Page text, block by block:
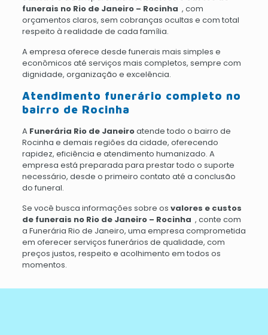
funerais no Rio de Janeiro – Rocinha , com
orçamentos claros, sem cobranças ocultas e com total
respeito à realidade de cada família.
A empresa oferece desde funerais mais simples e
econômicos até serviços mais completos, sempre com
dignidade, organização e excelência.
Atendimento funerário completo no
bairro de Rocinha
A Funerária Rio de Janeiroatende todo o bairro de
Rocinha e demais regiões da cidade, oferecendo
rapidez, eficiência e atendimento humanizado. A
empresa está preparada para prestar todo o suporte
necessário, desde o primeiro contato até a conclusão
do funeral.
Se você busca informações sobre os valores e custos
de funerais no Rio de Janeiro – Rocinha , conte com
a Funerária Rio de Janeiro, uma empresa comprometida
em oferecer serviços funerários de qualidade, com
preços justos, respeito e acolhimento em todos os
momentos.